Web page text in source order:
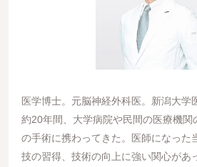
医学博⼠。元脳神経外科医。新潟⼤学
約20年間、⼤学病院や⺠間の医療機関
の⼿術に携わってきた。医師になった
技の習得、技術の向上に強い関⼼があ